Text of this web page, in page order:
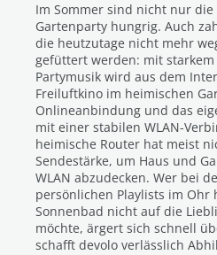
Im Sommer sind nicht nur die
Gartenparty hungrig. Auch
die heutzutage nicht mehr
gefüttert werden: mit starkem
Partymusik wird aus dem
Freiluftkino im heimischen
Onlineanbindung und das
mit einer stabilen WLAN-
heimische Router hat meist
Sendestärke, um Haus und
WLAN abzudecken. Wer bei
persönlichen Playlists im Ohr
Sonnenbad nicht auf die
möchte, ärgert sich schnell
schafft devolo verlässlich